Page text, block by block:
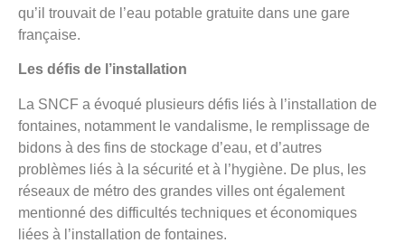
qu’il trouvait de l’eau potable gratuite dans une gare
française.
Les défis de l’installation
La SNCF a évoqué plusieurs défis liés à l’installation de
fontaines, notamment le vandalisme, le remplissage de
bidons à des fins de stockage d’eau, et d’autres
problèmes liés à la sécurité et à l’hygiène. De plus, les
réseaux de métro des grandes villes ont également
mentionné des difficultés techniques et économiques
liées à l’installation de fontaines.